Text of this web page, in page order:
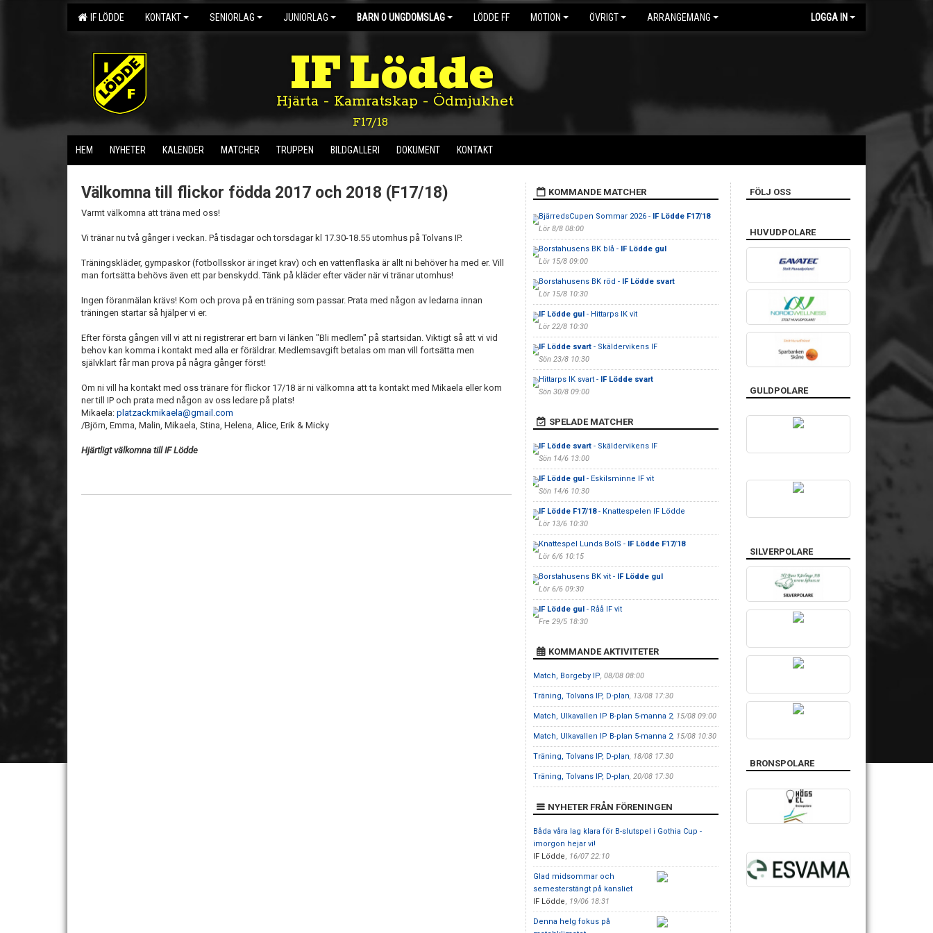
IF LÖDDE KONTAKT SENIORLAG JUNIORLAG BARN O UNGDOMSLAG LÖDDE FF MOTION ÖVRIGT ARRANGEMANG LOGGA IN
IF Lödde
Hjärta - Kamratskap - Ödmjukhet
F17/18
HEM NYHETER KALENDER MATCHER TRUPPEN BILDGALLERI DOKUMENT KONTAKT
Välkomna till flickor födda 2017 och 2018 (F17/18)
Varmt välkomna att träna med oss!
Vi tränar nu två gånger i veckan. På tisdagar och torsdagar kl 17.30-18.55 utomhus på Tolvans IP.
Träningskläder, gympaskor (fotbollsskor är inget krav) och en vattenflaska är allt ni behöver ha med er. Vill
man fortsätta behövs även ett par benskydd. Tänk på kläder efter väder när vi tränar utomhus!
Ingen föranmälan krävs! Kom och prova på en träning som passar. Prata med någon av ledarna innan
träningen startar så hjälper vi er.
Efter första gången vill vi att ni registrerar ert barn vi länken "Bli medlem" på startsidan. Viktigt så att vi vid
behov kan komma i kontakt med alla er föräldrar. Medlemsavgift betalas om man vill fortsätta men
självklart får man prova på några gånger först!
Om ni vill ha kontakt med oss tränare för flickor 17/18 är ni välkomna att ta kontakt med Mikaela eller kom
ner till IP och prata med någon av oss ledare på plats!
Mikaela: platzackmikaela@gmail.com
/Björn, Emma, Malin, Mikaela, Stina, Helena, Alice, Erik & Micky
Hjärtligt välkomna till IF Lödde
KOMMANDE MATCHER
BjärredsCupen Sommar 2026 - IF Lödde F17/18
Lör 8/8 08:00
Borstahusens BK blå - IF Lödde gul
Lör 15/8 09:00
Borstahusens BK röd - IF Lödde svart
Lör 15/8 10:30
IF Lödde gul- Hittarps IK vit
Lör 22/8 10:30
IF Lödde svart- Skäldervikens IF
Sön 23/8 10:30
Hittarps IK svart - IF Lödde svart
Sön 30/8 09:00
SPELADE MATCHER
IF Lödde svart- Skäldervikens IF
Sön 14/6 13:00
IF Lödde gul- Eskilsminne IF vit
Sön 14/6 10:30
IF Lödde F17/18- Knattespelen IF Lödde
Lör 13/6 10:30
Knattespel Lunds BoIS - IF Lödde F17/18
Lör 6/6 10:15
Borstahusens BK vit - IF Lödde gul
Lör 6/6 09:30
IF Lödde gul- Råå IF vit
Fre 29/5 18:30
KOMMANDE AKTIVITETER
Match, Borgeby IP, 08/08 08:00
Träning, Tolvans IP, D-plan, 13/08 17:30
Match, Ulkavallen IP B-plan 5-manna 2, 15/08 09:00
Match, Ulkavallen IP B-plan 5-manna 2, 15/08 10:30
Träning, Tolvans IP, D-plan, 18/08 17:30
Träning, Tolvans IP, D-plan, 20/08 17:30
NYHETER FRÅN FÖRENINGEN
Båda våra lag klara för B-slutspel i Gothia Cup -
imorgon hejar vi!
IF Lödde, 16/07 22:10
Glad midsommar och
semesterstängt på kansliet
IF Lödde, 19/06 18:31
Denna helg fokus på
FÖLJ OSS
HUVUDPOLARE
GULDPOLARE
SILVERPOLARE
BRONSPOLARE